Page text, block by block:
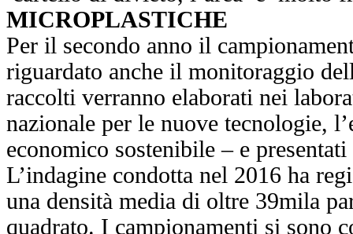
MICROPLASTICHE
Per il secondo anno il
riguardato anche il monitoraggio
raccolti verranno elaborati nei
nazionale per le nuove tecnologie,
economico sostenibile – e
L’indagine condotta nel 2016 ha
una densità media di oltre 39mila
quadrato. I campionamenti si sono